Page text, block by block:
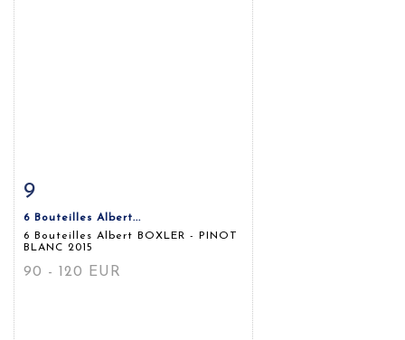
Fiche détaillée
9
6 Bouteilles Albert...
6 Bouteilles Albert BOXLER - PINOT
BLANC 2015
90 - 120 EUR